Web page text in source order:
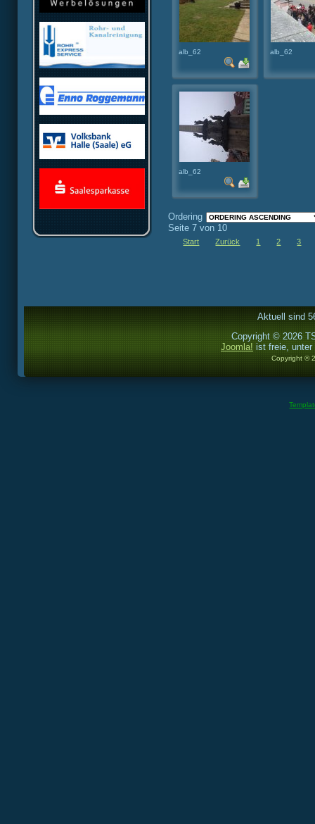
alb_62 alb_62
alb_62
Ordering
Seite 7 von 10
Start Zurück 1 2 3
Aktuell sind
Copyright © 2026
Joomla! ist freie,
Copyright ©